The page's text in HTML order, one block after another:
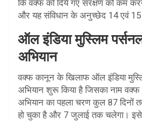
कि वक्फ को दिये गए संरक्षण को कम
और यह संविधान के अनुच्छेद 14 एवं
ऑल इंडिया मुस्लिम
अभियान
वक्फ कानून के खिलाफ ऑल इंडिया
अभियान शुरू किया है जिसका नाम वक्फ
अभियान का पहला चरण कुल 87
हो चुका है और 7 जुलाई तक चलेगा। इसे